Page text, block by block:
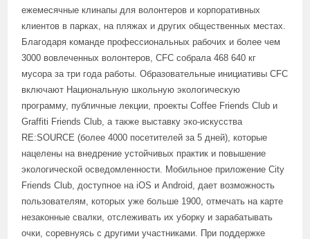
ежемесячные клинапы для волонтеров и корпоративных
клиентов в парках, на пляжах и других общественных местах.
Благодаря команде профессиональных рабочих и более чем
3000 вовлеченных волонтеров, CFC собрала 468 640 кг
мусора за три года работы. Образовательные инициативы CFC
включают Национальную школьную экологическую
программу, публичные лекции, проекты Coffee Friends Club и
Graffiti Friends Club, а также выставку эко-искусства
RE:SOURCE (более 4000 посетителей за 5 дней), которые
нацелены на внедрение устойчивых практик и повышение
экологической осведомленности. Мобильное приложение City
Friends Club, доступное на iOS и Android, дает возможность
пользователям, которых уже больше 1900, отмечать на карте
незаконные свалки, отслеживать их уборку и зарабатывать
очки, соревнуясь с другими участниками. При поддержке